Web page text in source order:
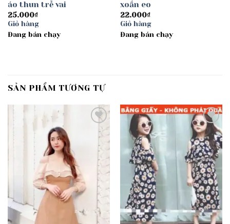
áo thun trễ vai
25.000₫
Giỏ hàng
Đang bán chạy
xoắn eo
22.000₫
Giỏ hàng
Đang bán chạy
SẢN PHẨM TƯƠNG TỰ
Add to
wishlist
Add to
wishlist